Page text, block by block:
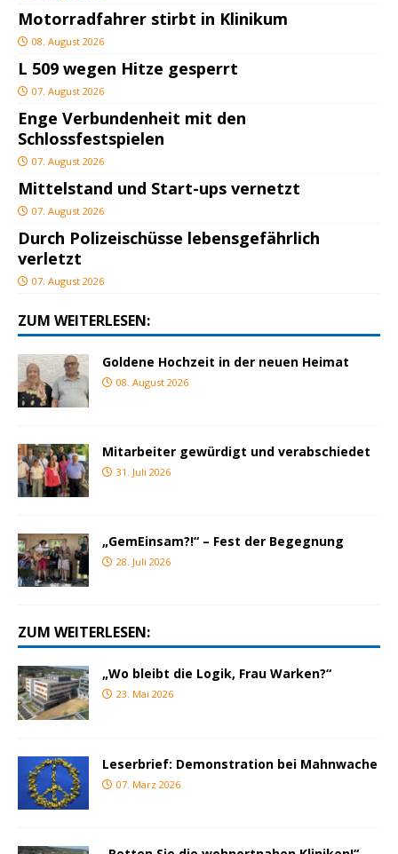
Motorradfahrer stirbt in Klinikum
08. August 2026
L 509 wegen Hitze gesperrt
07. August 2026
Enge Verbundenheit mit den
Schlossfestspielen
07. August 2026
Mittelstand und Start-ups vernetzt
07. August 2026
Durch Polizeischüsse lebensgefährlich
verletzt
07. August 2026
ZUM WEITERLESEN:
Goldene Hochzeit in der neuen Heimat
08. August 2026
Mitarbeiter gewürdigt und verabschiedet
31. Juli 2026
„GemEinsam?!“ – Fest der Begegnung
28. Juli 2026
ZUM WEITERLESEN:
„Wo bleibt die Logik, Frau Warken?“
23. Mai 2026
Leserbrief: Demonstration bei Mahnwache
07. März 2026